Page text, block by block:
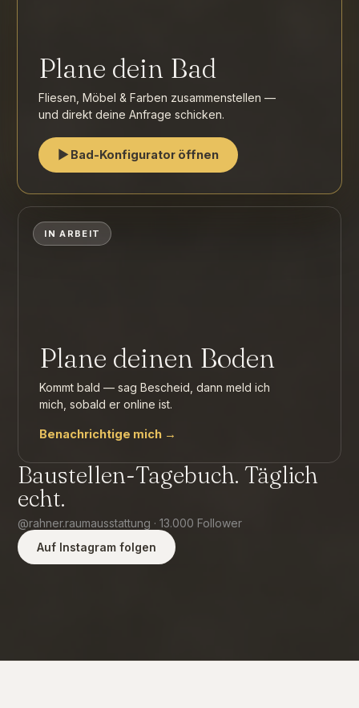
Plane dein Bad
Fliesen, Möbel & Farben zusammenstellen —
und direkt deine Anfrage schicken.
▶ Bad-Konfigurator öffnen
IN ARBEIT
Plane deinen Boden
Kommt bald — sag Bescheid, dann meld ich
mich, sobald er online ist.
Benachrichtige mich →
Baustellen-Tagebuch. Täglich
echt.
@rahner.raumausstattung · 13.000 Follower
Auf Instagram folgen
🔇